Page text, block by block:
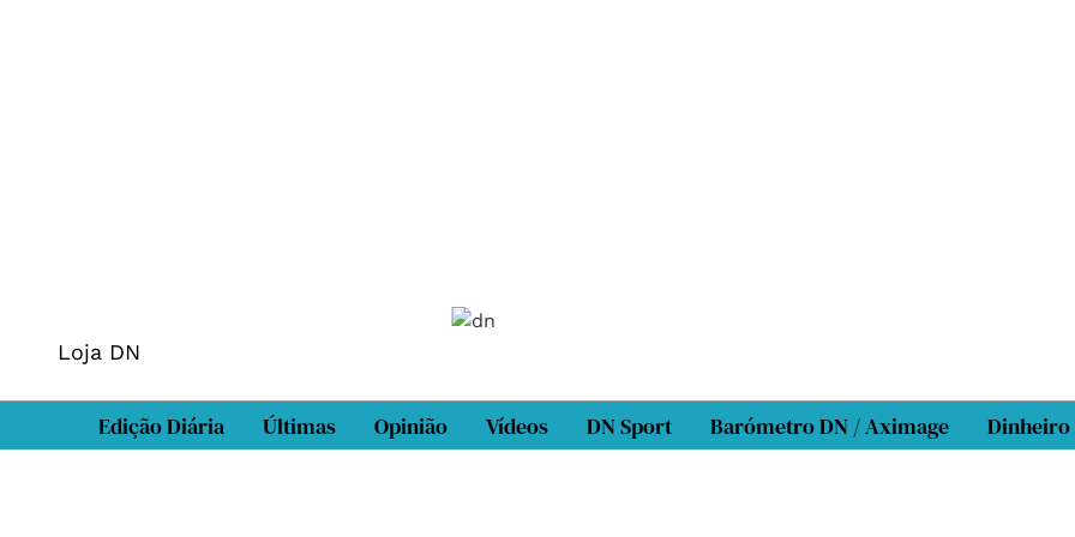
Loja DN
Edição Diária Últimas Opinião Vídeos DN Sport Barómetro DN / Aximage Dinheiro